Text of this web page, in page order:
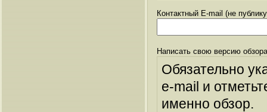
Контактный E-mail (не
Написать свою версию
Обязательно
e-mail и
именно обзор.